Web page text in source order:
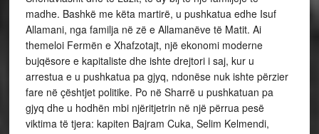
madhe. Bashkë me këta martirë, u pushkatua edhe Isuf
Allamani, nga familja në zë e Allamanëve të Matit. Ai
themeloi Fermën e Xhafzotajt, një ekonomi moderne
bujqësore e kapitaliste dhe ishte drejtori i saj, kur u
arrestua e u pushkatua pa gjyq, ndonëse nuk ishte përzier
fare në çështjet politike. Po në Sharrë u pushkatuan pa
gjyq dhe u hodhën mbi njëritjetrin në një përrua pesë
viktima të tjera: kapiten Bajram Cuka, Selim Kelmendi,